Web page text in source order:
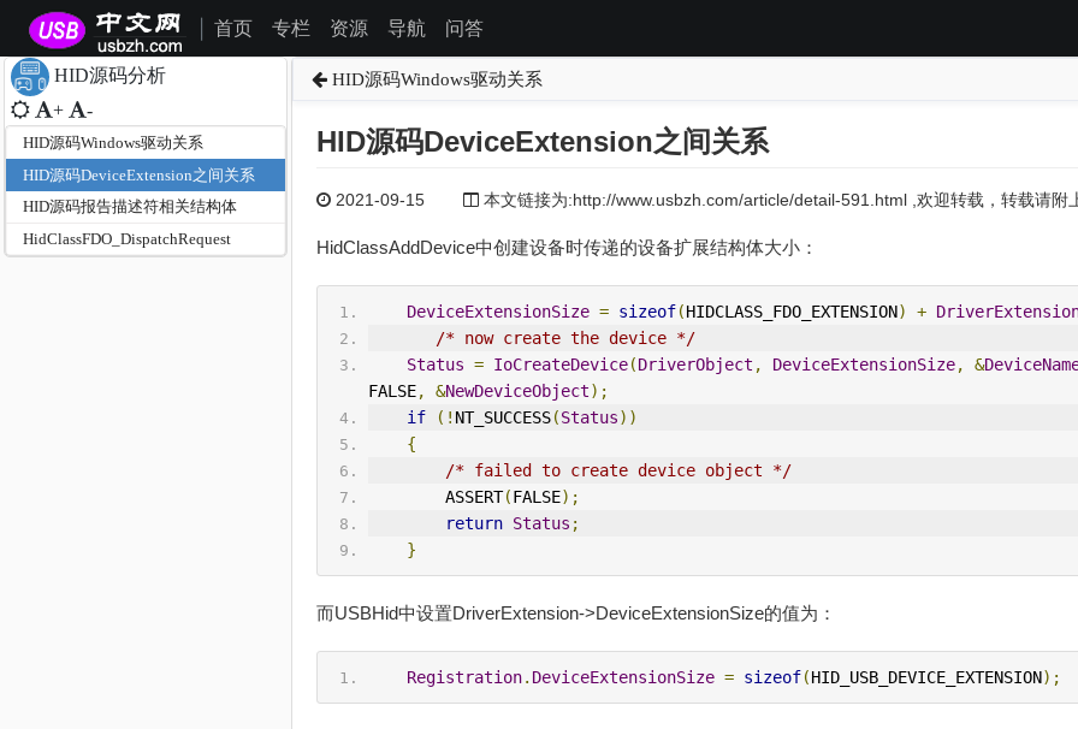
首页 专栏 资源 导航 问答
HID源码分析
+ -
HID源码Windows驱动关系
HID源码DeviceExtension之间关系
HID源码报告描述符相关结构体
HidClassFDO_DispatchRequest
HID源码Windows驱动关系
HID源码DeviceExtension之间关系
2021-09-15 本文链接为:http://www.usbzh.com/article/detail-591.html ,欢迎转载，转载请附
HidClassAddDevice中创建设备时传递的设备扩展结构体大小：
DeviceExtensionSize = sizeof(HIDCLASS_FDO_EXTENSION) +
/* now create the device */
Status = IoCreateDevice(DriverObject , DeviceExtensionSize, &
FALSE, &NewDeviceObject);
if
(! NT_SUCCESS(Status))
{
/* failed to create device object */
        ASSERT
(FALSE);
return Status ;
}
而USBHid中设置DriverExtension->DeviceExtensionSize的值为：
Registration. DeviceExtensionSize = sizeof(HID_USB_DEVICE_EXTENSION);